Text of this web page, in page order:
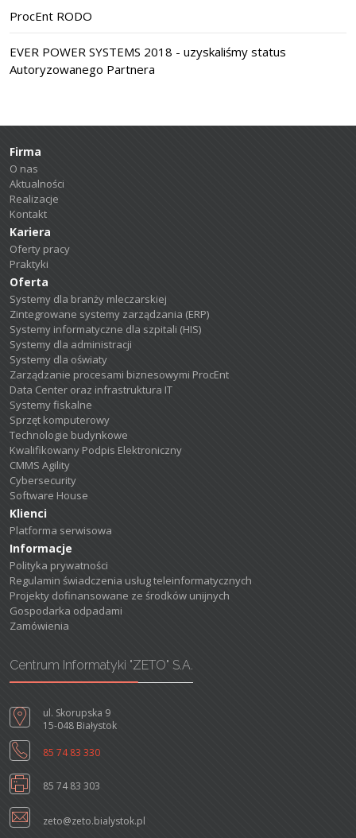
ProcEnt RODO
EVER POWER SYSTEMS 2018 - uzyskaliśmy status
Autoryzowanego Partnera
Firma
O nas
Aktualności
Realizacje
Kontakt
Kariera
Oferty pracy
Praktyki
Oferta
Systemy dla branży mleczarskiej
Zintegrowane systemy zarządzania (ERP)
Systemy informatyczne dla szpitali (HIS)
Systemy dla administracji
Systemy dla oświaty
Zarządzanie procesami biznesowymi ProcEnt
Data Center oraz infrastruktura IT
Systemy fiskalne
Sprzęt komputerowy
Technologie budynkowe
Kwalifikowany Podpis Elektroniczny
CMMS Agility
Cybersecurity
Software House
Klienci
Platforma serwisowa
Informacje
Polityka prywatności
Regulamin świadczenia usług teleinformatycznych
Projekty dofinansowane ze środków unijnych
Gospodarka odpadami
Zamówienia
Centrum Informatyki "ZETO" S.A.
ul. Skorupska 9
15-048 Białystok
85 74 83 330
85 74 83 303
zeto@zeto.bialystok.pl